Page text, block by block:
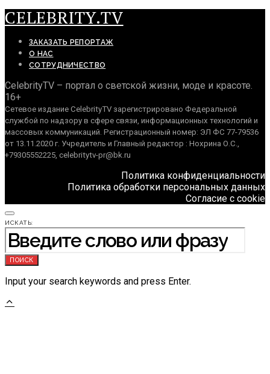
CELEBRITY.TV
ЗАКАЗАТЬ РЕПОРТАЖ
О НАС
СОТРУДНИЧЕСТВО
CelebrityTV – портал о светской жизни, моде и красоте.
16+
Сетевое издание CelebrityTV зарегистрировано Федеральной
службой по надзору в сфере связи, информационных технологий и
массовых коммуникаций. Регистрационный номер: ЭЛ ФС 77-79536
от 13.11.2020 г. Учредитель и Главный редактор : Нохрина О.С.,
+79305552225, celebritytv-pr@bk.ru
Политика конфиденциальности
Политика обработки персональных данных
Согласие с cookie
ИСКАТЬ:
ПОИСК
Input your search keywords and press Enter.